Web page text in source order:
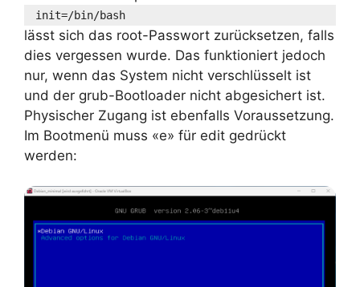
init=/bin/bash
lässt sich das root-Passwort zurücksetzen, falls
dies vergessen wurde. Das funktioniert jedoch
nur, wenn das System nicht verschlüsselt ist
und der grub-Bootloader nicht abgesichert ist.
Physischer Zugang ist ebenfalls Voraussetzung.
Im Bootmenü muss «e» für edit gedrückt
werden: